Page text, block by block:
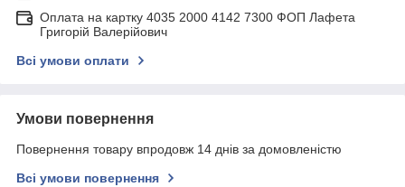
Оплата на картку 4035 2000 4142 7300 ФОП Лафета
Григорій Валерійович
Всі умови оплати
Умови повернення
Повернення товару впродовж 14 днів за домовленістю
Всі умови повернення